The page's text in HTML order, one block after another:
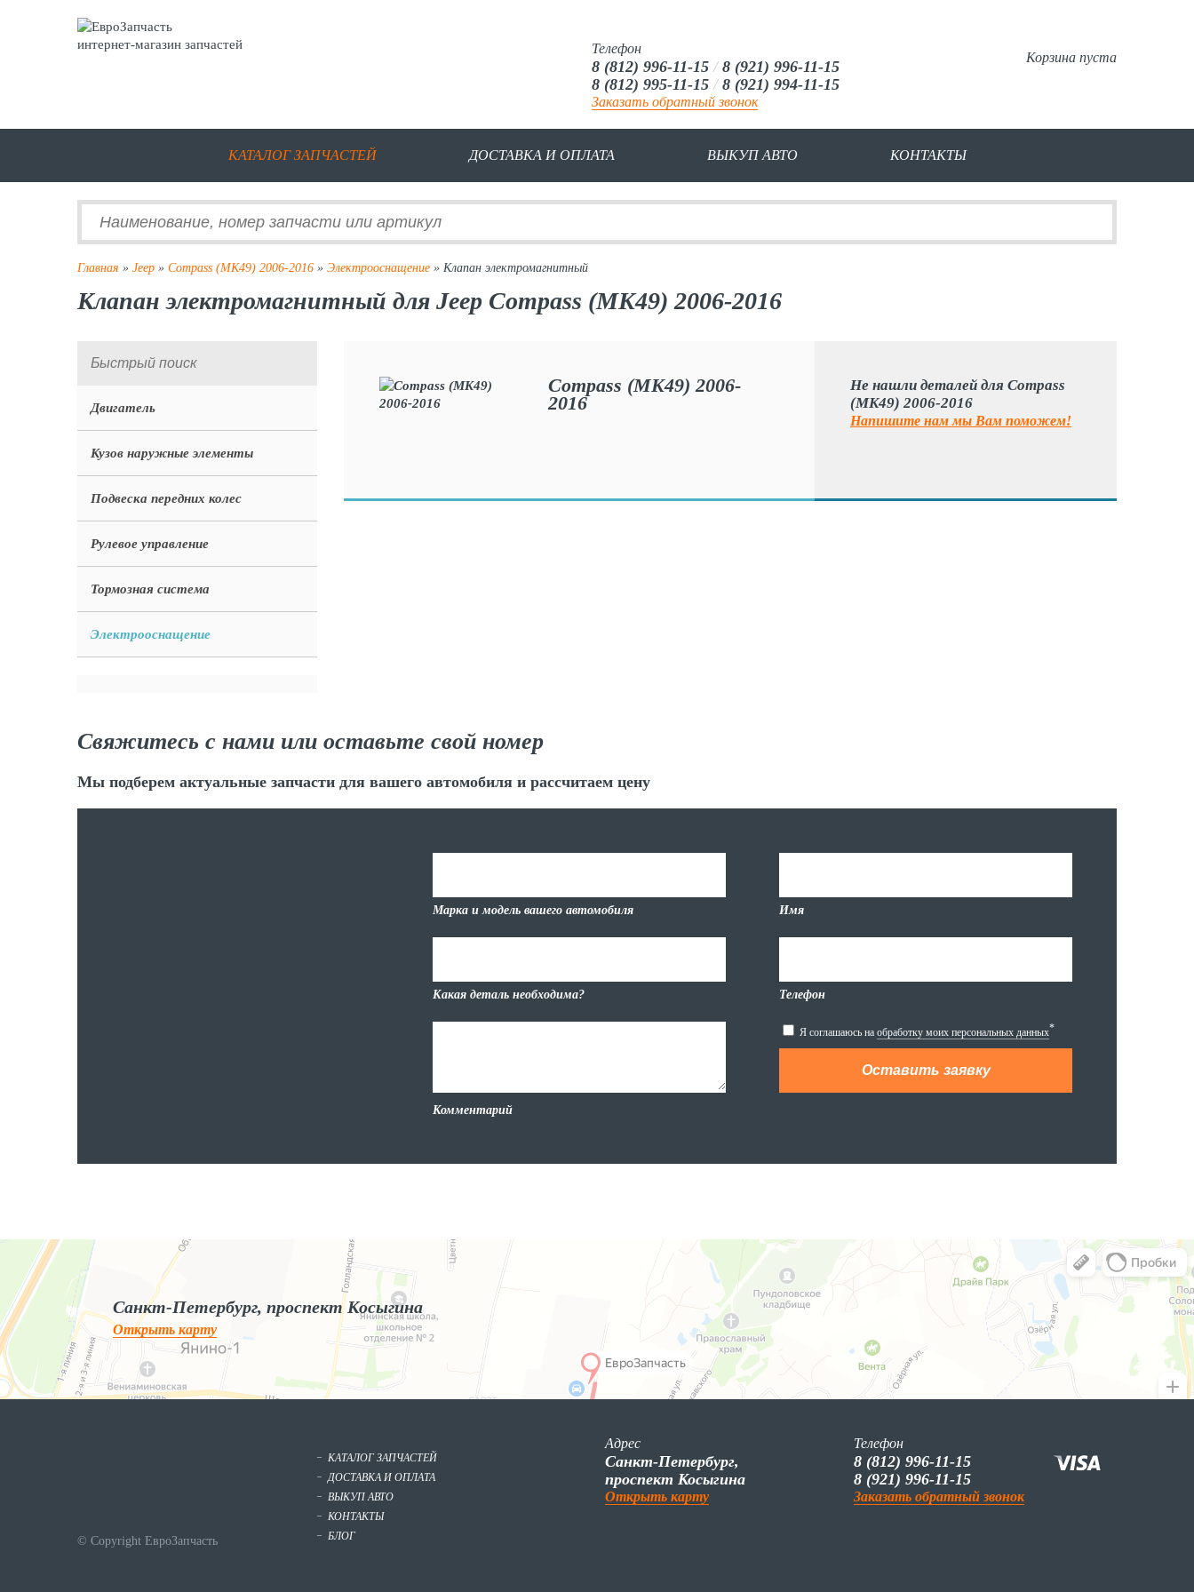
интернет-магазин запчастей
Корзина пуста
Телефон
8 (812) 996-11-15 / 8 (921) 996-11-15
8 (812) 995-11-15 / 8 (921) 994-11-15
Заказать обратный звонок
КАТАЛОГ ЗАПЧАСТЕЙ ДОСТАВКА И ОПЛАТА ВЫКУП АВТО КОНТАКТЫ
Главная » Jeep » Compass (MK49) 2006-2016 » Электрооснащение » Клапан электромагнитный
Клапан электромагнитный для Jeep Compass (MK49) 2006-2016
Двигатель
Кузов наружные элементы
Подвеска передних колес
Рулевое управление
Тормозная система
Электрооснащение
Compass (MK49) 2006-
2016
Не нашли деталей для Compass
(MK49) 2006-2016
Напишите нам мы Вам поможем!
Свяжитесь с нами или оставьте свой номер
Мы подберем актуальные запчасти для вашего автомобиля и рассчитаем цену
Марка и модель вашего автомобиля
Какая деталь необходима?
Комментарий
Имя
Телефон
Я соглашаюсь на обработку моих персональных данных*
Яндекс.Карты
Яндекс.Карты — поиск мест и адресов, городской транспорт
Санкт-Петербург, проспект Косыгина
Открыть карту
© Copyright ЕвроЗапчасть
КАТАЛОГ ЗАПЧАСТЕЙ
ДОСТАВКА И ОПЛАТА
ВЫКУП АВТО
КОНТАКТЫ
БЛОГ
Телефон
8 (812) 996-11-15
8 (921) 996-11-15
Заказать обратный звонок
Адрес
Санкт-Петербург,
проспект Косыгина
Открыть карту